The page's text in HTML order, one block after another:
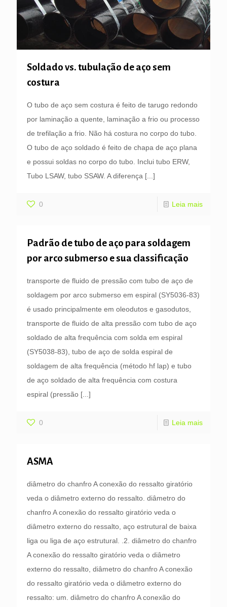
Soldado vs. tubulação de aço sem
costura
O tubo de aço sem costura é feito de tarugo redondo
por laminação a quente, laminação a frio ou processo
de trefilação a frio. Não há costura no corpo do tubo.
O tubo de aço soldado é feito de chapa de aço plana
e possui soldas no corpo do tubo. Inclui tubo ERW,
Tubo LSAW, tubo SSAW. A diferença [...]
0 Leia mais
Padrão de tubo de aço para soldagem
por arco submerso e sua classificação
transporte de fluido de pressão com tubo de aço de
soldagem por arco submerso em espiral (SY5036-83)
é usado principalmente em oleodutos e gasodutos,
transporte de fluido de alta pressão com tubo de aço
soldado de alta frequência com solda em espiral
(SY5038-83), tubo de aço de solda espiral de
soldagem de alta frequência (método hf lap) e tubo
de aço soldado de alta frequência com costura
espiral (pressão [...]
0 Leia mais
ASMA
diâmetro do chanfro A conexão do ressalto giratório
veda o diâmetro externo do ressalto. diâmetro do
chanfro A conexão do ressalto giratório veda o
diâmetro externo do ressalto, aço estrutural de baixa
liga ou liga de aço estrutural. .2. diâmetro do chanfro
A conexão do ressalto giratório veda o diâmetro
externo do ressalto, diâmetro do chanfro A conexão
do ressalto giratório veda o diâmetro externo do
ressalto: um. diâmetro do chanfro A conexão do